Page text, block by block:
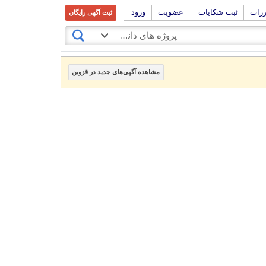
ثبت شکایات عضویت ورود ثبت آگهی رایگان
پروژه های دانشجویی
مشاهده آگهی‌های جدید در قزوین